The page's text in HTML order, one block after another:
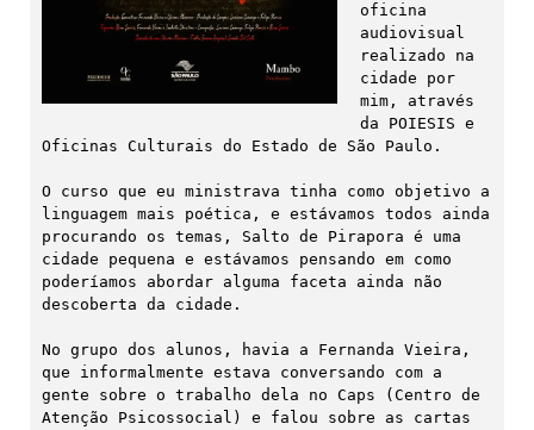
oficina
audiovisual
realizado na
cidade por
mim, através
da POIESIS e
Oficinas Culturais do Estado de São Paulo.
O curso que eu ministrava tinha como objetivo a
linguagem mais poética, e estávamos todos ainda
procurando os temas, Salto de Pirapora é uma
cidade pequena e estávamos pensando em como
poderíamos abordar alguma faceta ainda não
descoberta da cidade.
No grupo dos alunos, havia a Fernanda Vieira,
que informalmente estava conversando com a
gente sobre o trabalho dela no Caps (Centro de
Atenção Psicossocial) e falou sobre as cartas